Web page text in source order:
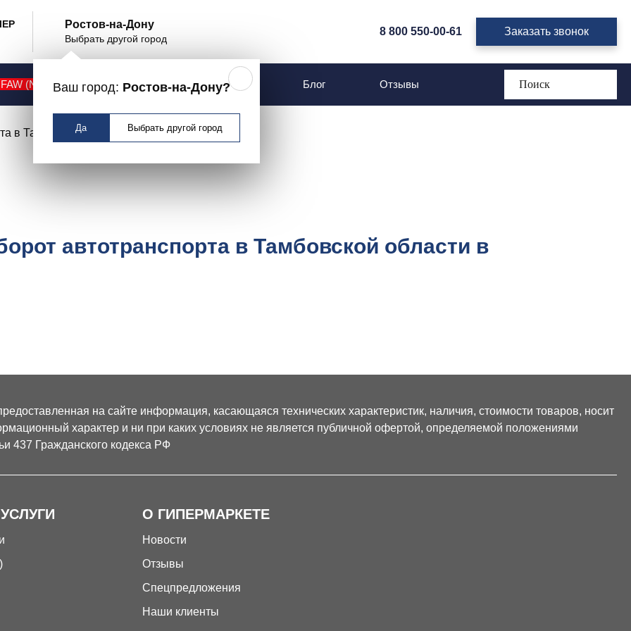
Ростов-на-Дону
Выбрать другой город
Ваш город: Ростов-на-Дону?
Да Выбрать другой город
8 800 550-00-61 Заказать звонок
FAW (NEW) Контакты Услуги Блог Отзывы
автотранспорта в
в январе-августе
автотранспорта в Тамбовской области в
на сайте информация, касающаяся технических характеристик, наличия, стоимости товаров, носит
характер и ни при каких условиях не является публичной офертой, определяемой положениями
437 Гражданского кодекса РФ
О ГИПЕРМАРКЕТЕ
Новости
Отзывы
Спецпредложения
Наши клиенты